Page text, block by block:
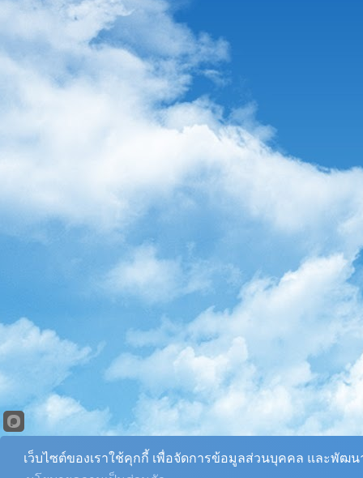
เว็บไซต์ของเราใช้คุกกี้ เพื่อจัดการข้อมูลส่วนบุคคล และพัฒ